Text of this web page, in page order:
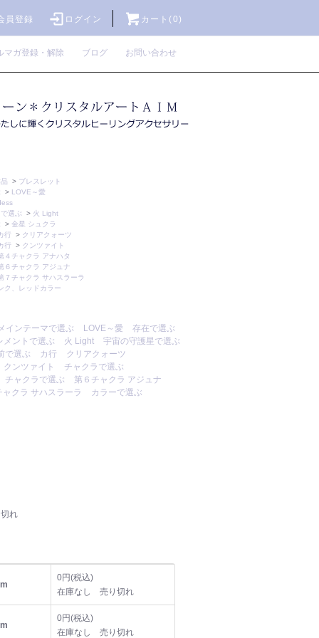
員登録 ログイン カート(0)
マガ登録・解除 ブログ お問い合わせ
> ブレスレット
> LOVE～愛
選ぶ > 火 Light
> 金星 シュクラ
行 > クリアクォーツ
行 > クンツァイト
４チャクラ アナハタ
６チャクラ アジュナ
７チャクラ サハスラーラ
ク、レッドカラー
インテーマで選ぶ LOVE～愛
存在で選ぶ
メントで選ぶ 火 Light
宇宙の守護星で選ぶ
で選ぶ カ行
クリアクォーツ
クンツァイト
チャクラで選ぶ
チャクラで選ぶ
第６チャクラ アジュナ
ャクラ サハスラーラ
カラーで選ぶ
れ
0円(税込)
在庫なし 売り切れ
0円(税込)
在庫なし 売り切れ